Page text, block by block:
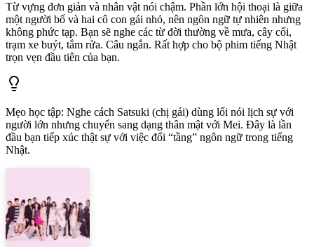
Từ vựng đơn giản và nhân vật nói chậm. Phần lớn hội thoại là giữa
một người bố và hai cô con gái nhỏ, nên ngôn ngữ tự nhiên nhưng
không phức tạp. Bạn sẽ nghe các từ đời thường về mưa, cây cối,
trạm xe buýt, tắm rửa. Câu ngắn. Rất hợp cho bộ phim tiếng Nhật
trọn vẹn đầu tiên của bạn.
Mẹo học tập: Nghe cách Satsuki (chị gái) dùng lối nói lịch sự với
người lớn nhưng chuyển sang dạng thân mật với Mei. Đây là lần
đầu bạn tiếp xúc thật sự với việc đổi “tầng” ngôn ngữ trong tiếng
Nhật.